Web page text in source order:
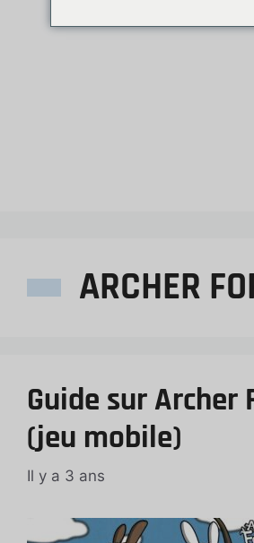
ARCHER
Guide sur Archer
(jeu mobile)
Il y a 3 ans